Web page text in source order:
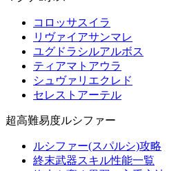
コロッサスイラ
リヴァイアサンマレ
ユグドラシルアルボス
ティアマトアウラ
シュヴァリエクレド
セレストアーテル
超高難易度ルシファー
ルシファー(スパルシ)攻略
終末武器スキル性能一覧